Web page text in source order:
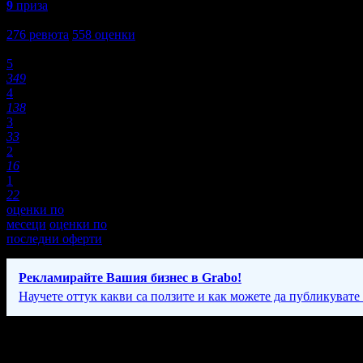
9 приза
276 ревюта 558 оценки
5
349
4
138
3
33
2
16
1
22
оценки по
месеци оценки по
последни оферти
Рекламирайте Вашия бизнес в Grabo!
Научете оттук какви са ползите и как можете да публикувате